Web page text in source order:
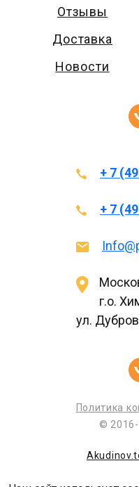
Отзывы
Доставка
Новости
+ 7
+ 7
г.о.
ул.
Политика
©